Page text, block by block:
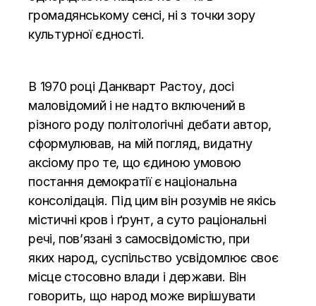
громадянському сенсі, ні з точки зору
культурної єдності.
В 1970 році Данкварт Растоу, досі
маловідомий і не надто включений в
різного роду політологічні дебати автор,
сформулював, на мій погляд, видатну
аксіому про те, що єдиною умовою
постання демократії є національна
консолідація. Під цим він розумів не якісь
містичні кров і ґрунт, а суто раціональні
речі, пов’язані з самосвідомістю, при
яких народ, суспільство усвідомлює своє
місце стосовно влади і держави. Він
говорить, що народ може вирішувати